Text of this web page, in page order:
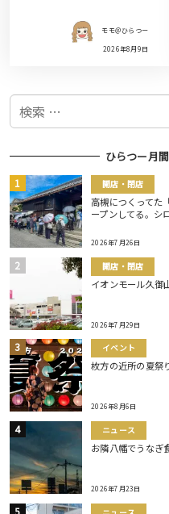
モモ＠ひらつー
2026年8月9日
検
ひらつー月
開店・閉店
高槻につくってた
ープンしてる。シ
2026年7月26日
開店・閉店
イオンモール久御
2026年7月29日
イベント
枚方の近所の夏祭
2026年8月6日
ニュース
お隣八幡でうなぎ
2026年7月23日